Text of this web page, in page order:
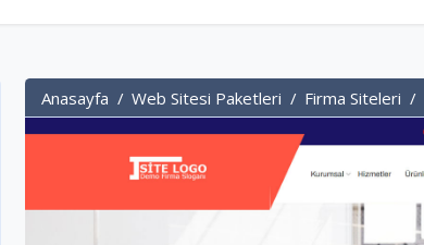
Anasayfa Web Sitesi Paketleri Firma Siteleri